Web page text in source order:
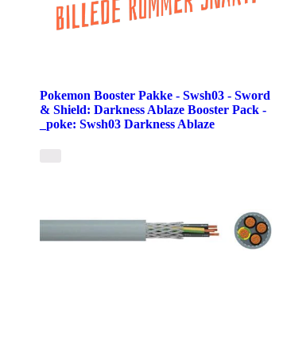
Pokemon Booster Pakke - Swsh03 - Sword
& Shield: Darkness Ablaze Booster Pack -
_poke: Swsh03 Darkness Ablaze